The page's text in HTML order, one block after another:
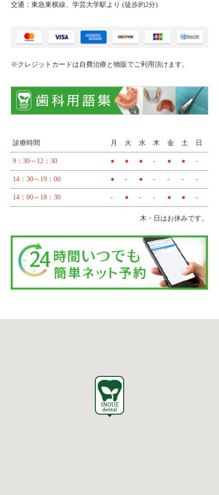
交通：東急東横線、学芸大学駅より (徒歩約2分)
※クレジットカードは自費治療と物販でご利用頂けます。
診療時間 月 火 水 木 金 土 日
9：30～12：30 ● ● ● - ● ● -
14：30～19：00 ● - ● - - - -
14：00～18：30 - ● - - ● ● -
木・日はお休みです。